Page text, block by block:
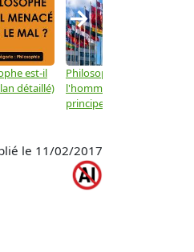
est-il
détaillé)
Philosophie: Les droits de
l'homme ne sont-ils que
principes moraux ? (plan
→
le 11/02/2017